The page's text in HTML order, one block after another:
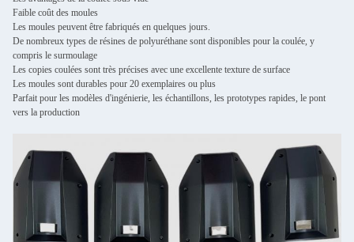
Faible coût des moules
Les moules peuvent être fabriqués en quelques jours.
De nombreux types de résines de polyuréthane sont disponibles pour la coulée, y
compris le surmoulage
Les copies coulées sont très précises avec une excellente texture de surface
Les moules sont durables pour 20 exemplaires ou plus
Parfait pour les modèles d'ingénierie, les échantillons, les prototypes rapides, le pont
vers la production